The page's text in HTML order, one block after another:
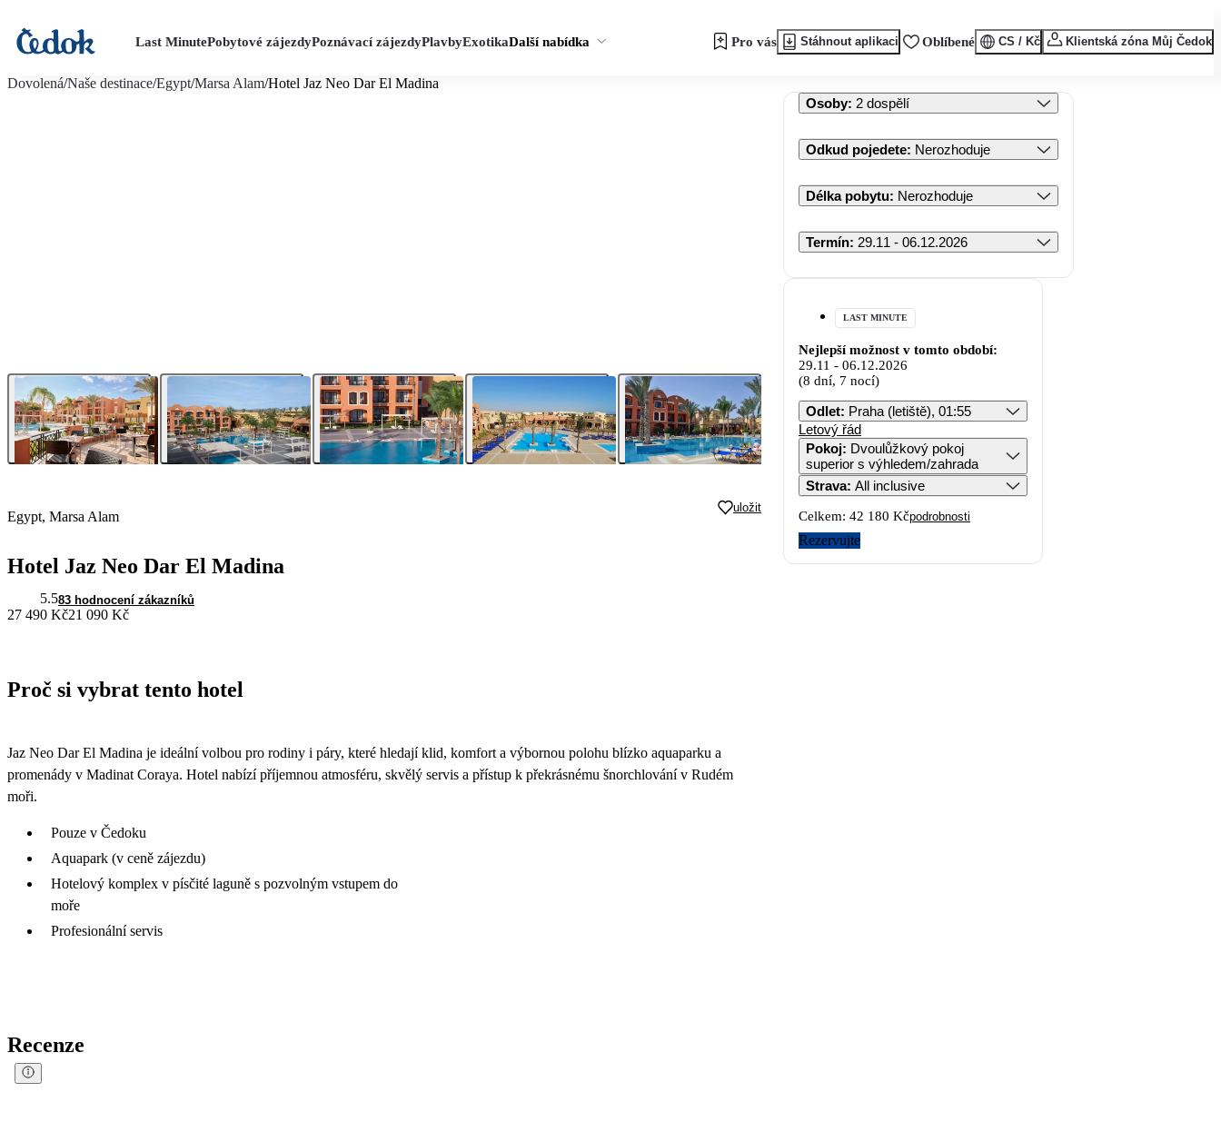
Last MinutePobytové zájezdyPoznávací zájezdyPlavbyExotikaDalší nabídka Pro vás Stáhnout aplikaci Oblíbené CS / Kč Klientská zóna Můj Čedok
Dovolená/Naše destinace/Egypt/Marsa Alam/Hotel Jaz Neo Dar El Madina
Egypt, Marsa Alam
uložit
Hotel Jaz Neo Dar El Madina
5.583 hodnocení zákazníků
27 490 Kč21 090 Kč
Proč si vybrat tento hotel
Jaz Neo Dar El Madina je ideální volbou pro rodiny i páry, které hledají klid, komfort a výbornou polohu blízko aquaparku a
promenády v Madinat Coraya. Hotel nabízí příjemnou atmosféru, skvělý servis a přístup k překrásnému šnorchlování v Rudém
moři.
Pouze v Čedoku
Aquapark (v ceně zájezdu)
Hotelový komplex v písčité laguně s pozvolným vstupem do
moře
Profesionální servis
Recenze
Osoby: 2 dospělí
Odkud pojedete: Nerozhoduje
Délka pobytu: Nerozhoduje
Termín: 29.11 - 06.12.2026
LAST MINUTE
Nejlepší možnost v tomto období:
29.11 - 06.12.2026
(8 dní, 7 nocí)
Odlet: Praha (letiště), 01:55
Letový řád
Pokoj: Dvoulůžkový pokoj
superior s výhledem/zahrada
Strava: All inclusive
Celkem: 42 180 Kčpodrobnosti
Rezervujte